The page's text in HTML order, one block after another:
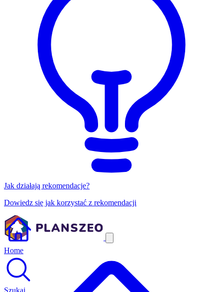
Jak działają rekomendacje?
Dowiedz się jak korzystać z rekomendacji
Home
Szukaj